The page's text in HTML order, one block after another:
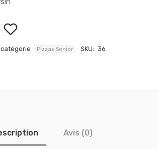
catégorie Pizzas Senior SKU: 36
Avis (0)